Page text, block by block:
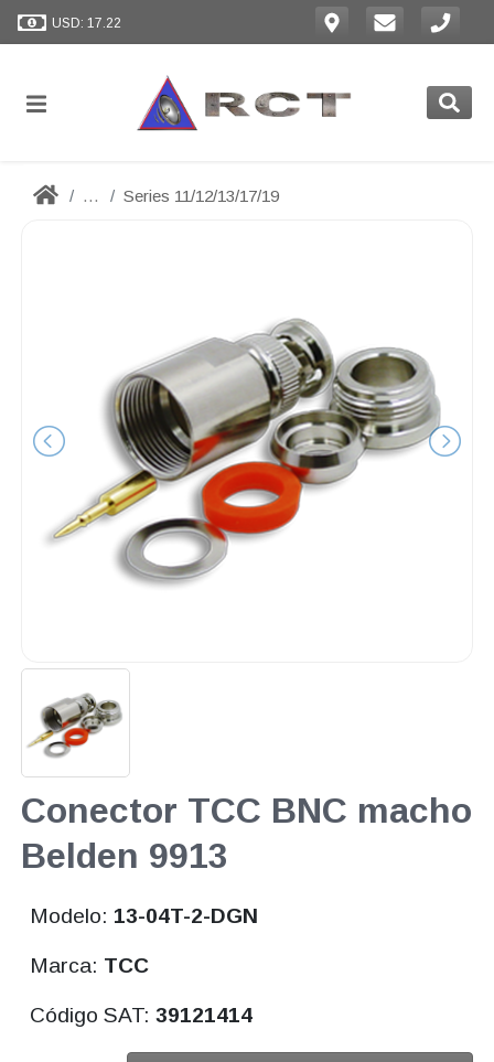
USD: 17.22
... Series 11/12/13/17/19
Conector TCC BNC macho
Belden 9913
Modelo: 13-04T-2-DGN
Marca: TCC
Código SAT:39121414